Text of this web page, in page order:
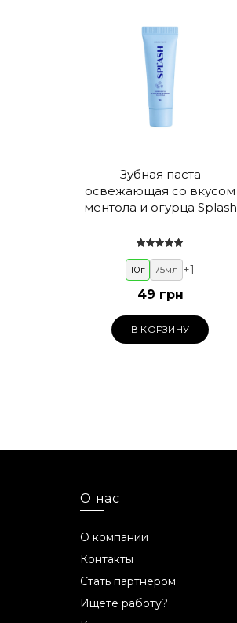
Зубная паста
освежающая со вкусом
ментола и огурца Splash
10г 75мл +1
49 грн
В КОРЗИНУ
О нас
О компании
Контакты
Стать партнером
Ищете работу?